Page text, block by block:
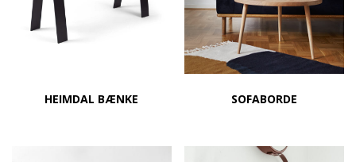
HEIMDAL BÆNKE SOFABORDE